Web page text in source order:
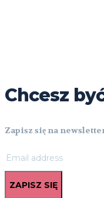
Chcesz
Zapisz się na
ZAPISZ SIĘ